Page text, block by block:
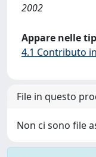
2002
Appare nelle
4.1 Contributo
File in questo
Non ci sono file